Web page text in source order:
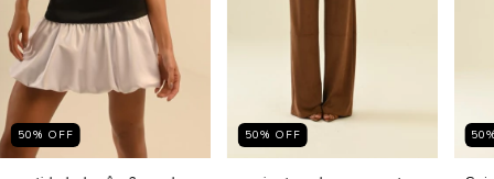
50% OFF 50% OFF 50